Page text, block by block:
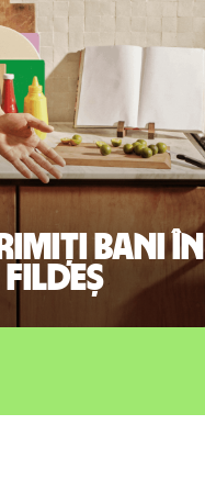
bani în